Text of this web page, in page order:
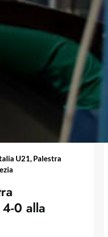
U21, Palestra
0 alla